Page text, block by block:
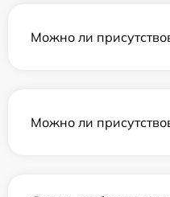
Можно ли
Можно ли